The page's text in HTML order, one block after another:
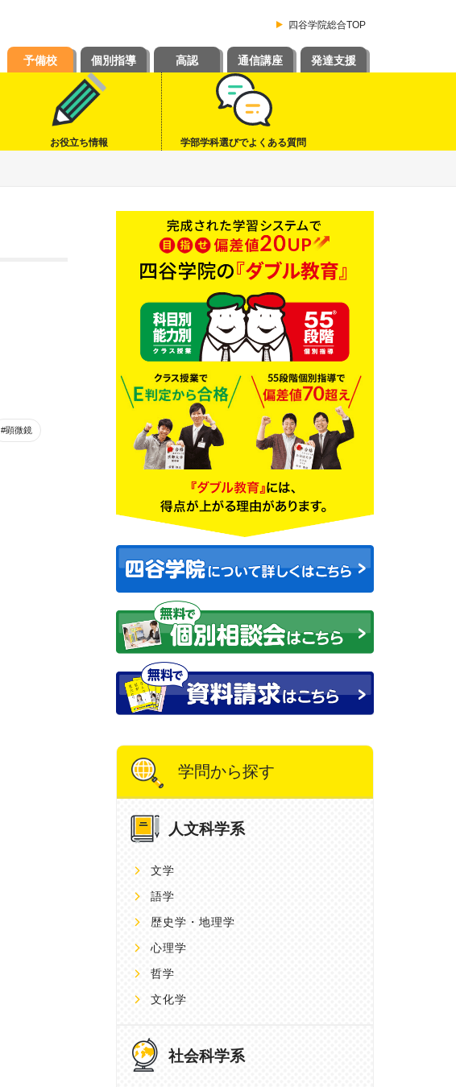
四谷学院総合TOP
予備校 個別指導 高認 通信講座 発達支援
お役立ち情報 学部学科選びでよくある質問
#顕微鏡
学問から探す
人文科学系
文学
語学
歴史学・地理学
心理学
哲学
文化学
社会科学系